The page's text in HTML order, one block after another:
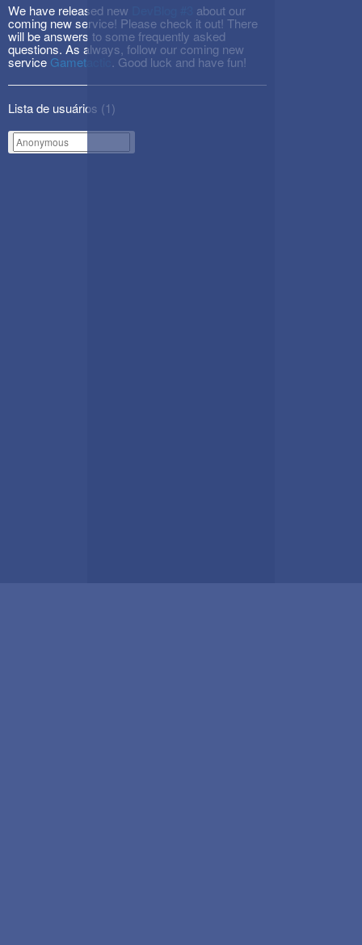
We have released new about our
coming new service! Please check it out! There
will be answers to some frequently asked
questions. As always, follow our coming new
service Gametactic. Good luck and have fun!
Lista de usuários (1)